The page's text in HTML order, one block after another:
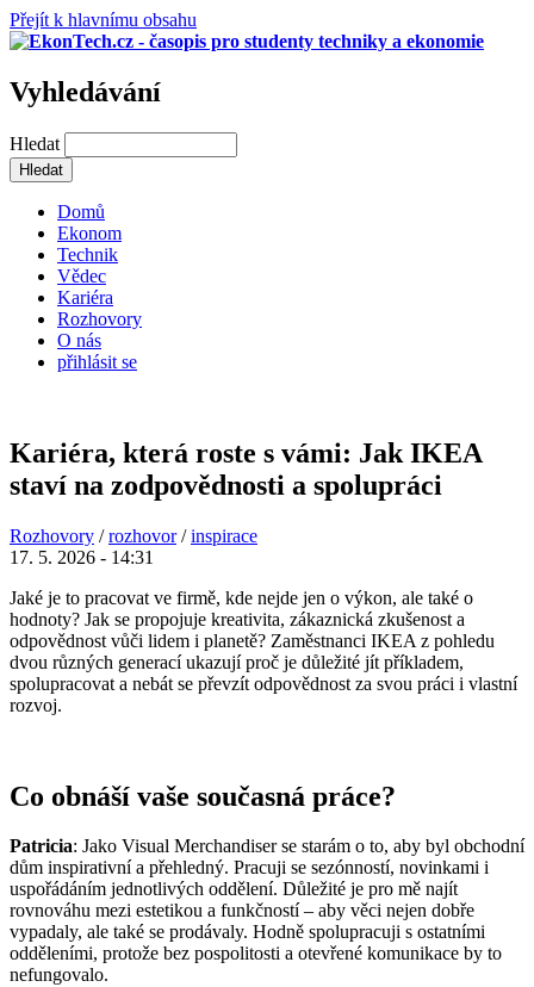
Přejít k hlavnímu obsahu
Vyhledávání
Hledat
Domů
Ekonom
Technik
Vědec
Kariéra
Rozhovory
O nás
přihlásit se
Kariéra, která roste s vámi: Jak IKEA
staví na zodpovědnosti a spolupráci
Rozhovory /rozhovor/inspirace
17. 5. 2026 - 14:31
Jaké je to pracovat ve firmě, kde nejde jen o výkon, ale také o
hodnoty? Jak se propojuje kreativita, zákaznická zkušenost a
odpovědnost vůči lidem i planetě? Zaměstnanci IKEA z pohledu
dvou různých generací ukazují proč je důležité jít příkladem,
spolupracovat a nebát se převzít odpovědnost za svou práci i vlastní
rozvoj.
Co obnáší vaše současná práce?
Patricia: Jako Visual Merchandiser se starám o to, aby byl obchodní
dům inspirativní a přehledný. Pracuji se sezónností, novinkami i
uspořádáním jednotlivých oddělení. Důležité je pro mě najít
rovnováhu mezi estetikou a funkčností – aby věci nejen dobře
vypadaly, ale také se prodávaly. Hodně spolupracuji s ostatními
odděleními, protože bez pospolitosti a otevřené komunikace by to
nefungovalo.